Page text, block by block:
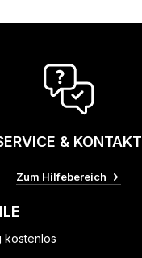
& KONTAKT
Zum Hilfebereich
kostenlos